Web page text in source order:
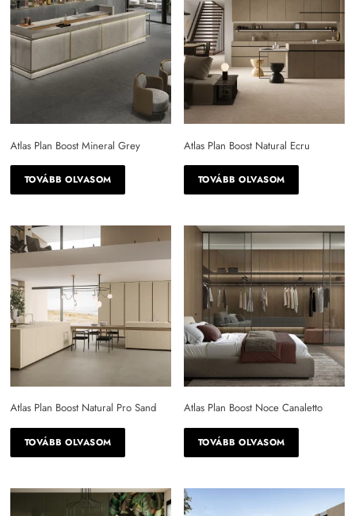
Atlas Plan Boost Mineral Grey
TOVÁBB OLVASOM
Atlas Plan Boost Natural Ecru
TOVÁBB OLVASOM
Atlas Plan Boost Natural Pro Sand
TOVÁBB OLVASOM
Atlas Plan Boost Noce Canaletto
TOVÁBB OLVASOM